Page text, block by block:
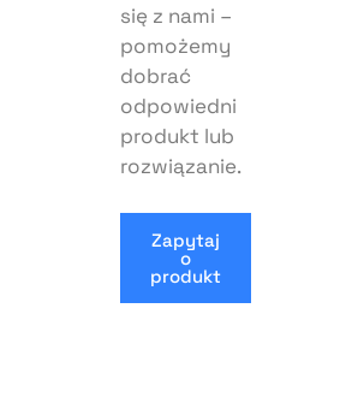
się z nami –
pomożemy
dobrać
odpowiedni
produkt lub
rozwiązanie.
Zapytaj
o
produkt